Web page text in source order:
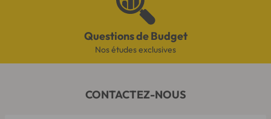
Questions de Budget
Nos études exclusives
CONTACTEZ-NOUS